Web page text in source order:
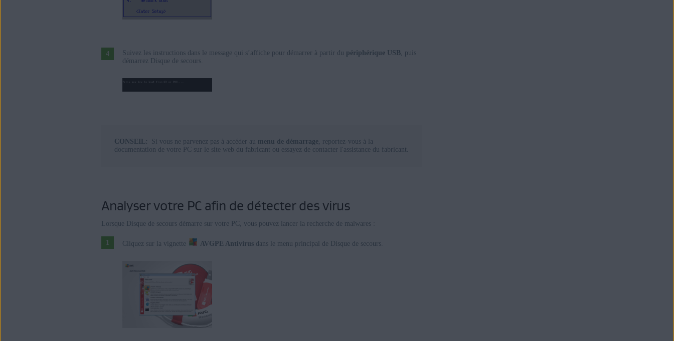
Suivez les instructions dans le message qui s’affiche pour démarrer à partir du périphérique USB, puis
démarrez Disque de secours.
CONSEIL: Si vous ne parvenez pas à accéder au menu de démarrage, reportez-vous à la
documentation de votre PC sur le site web du fabricant ou essayez de contacter l'assistance du fabricant.
Analyser votre PC afin de détecter des virus
Lorsque Disque de secours démarre sur votre PC, vous pouvez lancer la recherche de malwares :
Cliquez sur la vignette AVGPE Antivirus dans le menu principal de Disque de secours.